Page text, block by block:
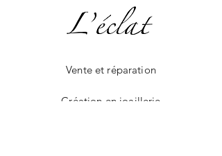
Vente et réparation
Création en joaillerie